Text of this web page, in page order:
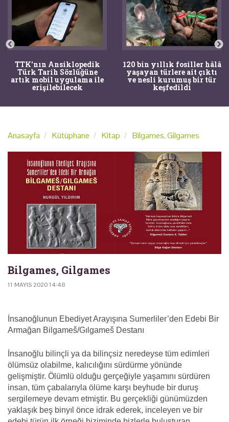
TTK'nın Ansiklopedik
Türk Tarih Sözlüğüne
artık mobil uygulama ile
erişilebilecek
120 bin yıllık fosiller hâlâ
yaşayan türlere ait çıktı
ve nesli kurumuş bir tür
keşfedildi
Anasayfa Kütüphane Kitap Bilgames, Gilgames
Bilgames, Gilgames
11 MAYIS 2020 14:48
İnsanoğlunun Ebediyet Arayışına Sumerliler’den Edebi Bir
Armağan Bilgameš/Gılgameš Destanı
İnsanoğlu bilinçli ya da bilinçsiz neredeyse tüm edimleri
ölümsüz olabilme, kalıcılığını sürdürme yönünde
gelişmiştir. Ölümlü olduğu gerçeğiyle yaşamını sürdüren
insan, tüm çabalarıyla ölüme karşı beyhude bir duruş
sergilemeye devam etmiştir. Bu gerçekliği günümüzden
yaklaşık beş binyıl önce idrak ederek, inceleyen ve bir